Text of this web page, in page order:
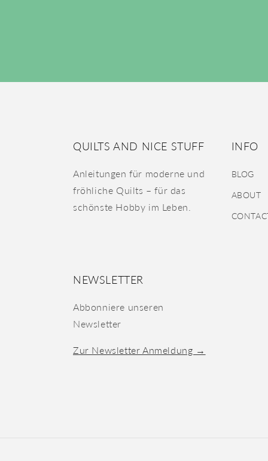
QUILTS AND NICE STUFF
Anleitungen für moderne und
fröhliche Quilts – für das
schönste Hobby im Leben.
INFO
BLOG
ABOUT
NEWSLETTER
Abbonniere unseren
Newsletter
Zur Newsletter Anmeldung →